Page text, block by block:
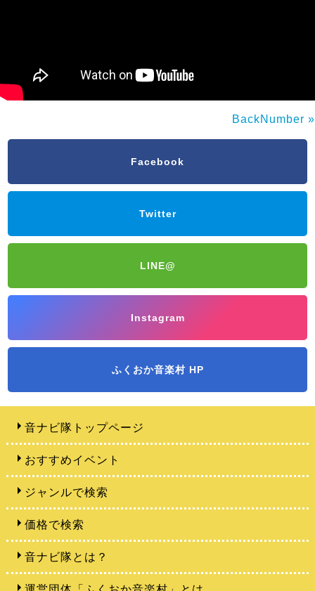
BackNumber »
Facebook
Twitter
LINE@
Instagram
ふくおか音楽村 HP
音ナビ隊トップページ
おすすめイベント
ジャンルで検索
価格で検索
音ナビ隊とは？